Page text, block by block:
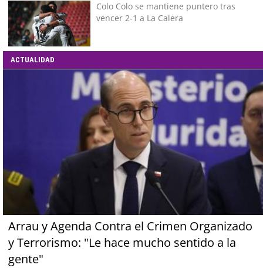
Colo Colo se mantiene puntero tras
vencer 2-1 a La Calera
ACTUALIDAD
Arrau y Agenda Contra el Crimen Organizado
y Terrorismo: "Le hace mucho sentido a la
gente"